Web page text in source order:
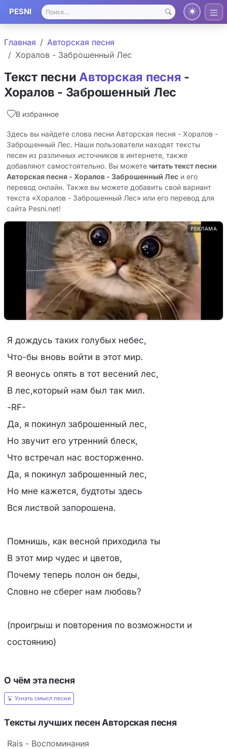
PESNI
Главная
Авторская песня
Хоралов - Заброшенный Лес
Текст песни Авторская песня -
Хоралов - Заброшенный Лес
В избранное
Здесь вы найдете слова песни Авторская песня - Хоралов -
Заброшенный Лес. Наши пользователи находят тексты
песен из различных источников в интернете, также
добавляют самостоятельно. Вы можете читать текст песни
Авторская песня - Хоралов - Заброшенный Лес и его
перевод онлайн. Также вы можете добавить свой вариант
текста «Хоралов - Заброшенный Лес» или его перевод для
сайта Pesni.net!
РЕКЛАМА
Я дождусь таких голубых небес,
Что-бы вновь войти в этот мир.
Я веонусь опять в тот весений лес,
В лес,который нам был так мил.
-RF-
Да, я покинул заброшенный лес,
Но звучит его утренний блеск,
Что встречал нас восторженно.
Да, я покинул заброшенный лес,
Но мне кажется, будтоты здесь
Вся листвой запорошена.
Помнишь, как весной приходила ты
В этот мир чудес и цветов,
Почему теперь полон он беды,
Словно не сберег нам любовь?
(проигрыш и повторения по возможности и
состоянию)
О чём эта песня
Узнать смысл песни
Тексты лучших песен Авторская песня
Rais - Воспоминания